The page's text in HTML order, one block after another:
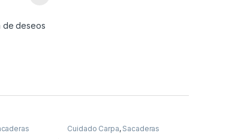
de deseos
Cuidado Carpa, Sacaderas